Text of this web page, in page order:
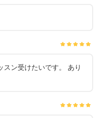
スン受けたいです。 あり